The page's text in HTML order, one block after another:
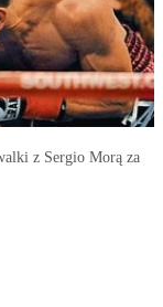
z Sergio Morą za